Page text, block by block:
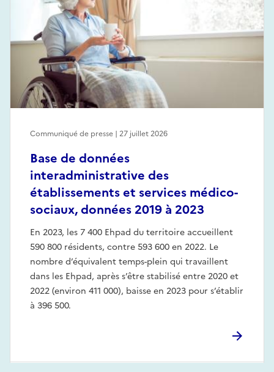
Base de données
interadministrative des
établissements et services médico-
sociaux, données 2019 à 2023
En 2023, les 7 400 Ehpad du territoire accueillent
590 800 résidents, contre 593 600 en 2022. Le
nombre d’équivalent temps-plein qui travaillent
dans les Ehpad, après s’être stabilisé entre 2020 et
2022 (environ 411 000), baisse en 2023 pour s’établir
à 396 500.
Communiqué de presse | 27 juillet 2026